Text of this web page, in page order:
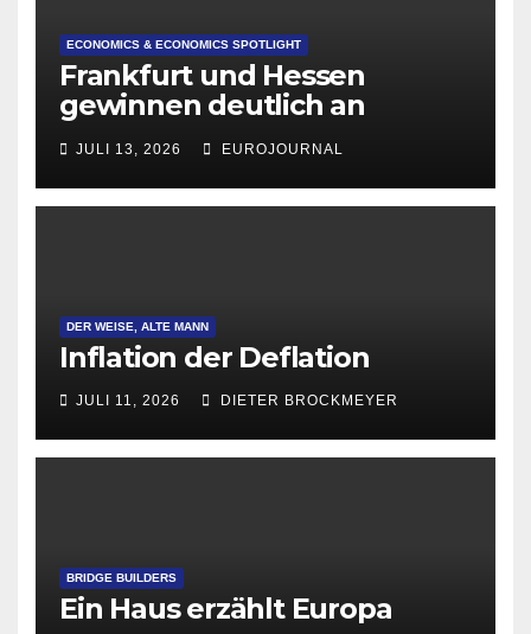
ECONOMICS & ECONOMICS SPOTLIGHT
Frankfurt und Hessen
gewinnen deutlich an
Attraktivität für Startup-
Gründungen
JULI 13, 2026 EUROJOURNAL
DER WEISE, ALTE MANN
Inflation der Deflation
JULI 11, 2026 DIETER BROCKMEYER
BRIDGE BUILDERS
Ein Haus erzählt Europa